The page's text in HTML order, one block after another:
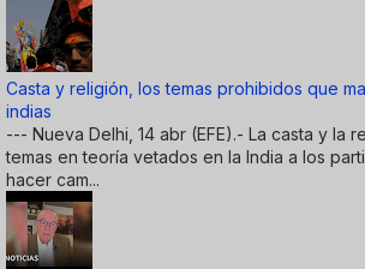
Casta y religión, los temas prohibidos que
indias
--- Nueva Delhi, 14 abr (EFE).- La casta y la
temas en teoría vetados en la India a los
hacer cam...